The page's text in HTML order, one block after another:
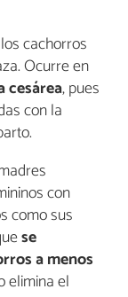
cachorros
Ocurre en
cesárea, pues
con la
con
como sus
se
a menos
elimina el